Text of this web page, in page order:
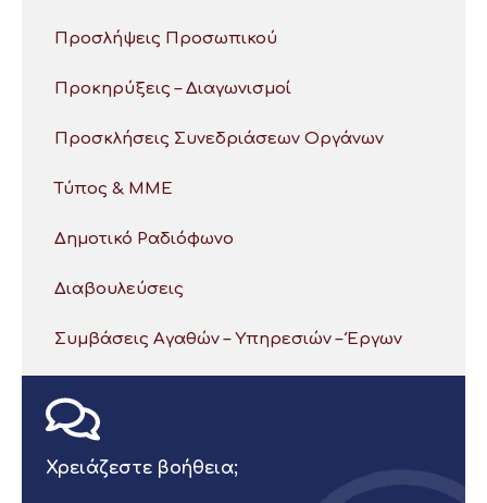
Προσλήψεις Προσωπικού
Προκηρύξεις – Διαγωνισμοί
Προσκλήσεις Συνεδριάσεων Οργάνων
Τύπος & ΜΜΕ
Δημοτικό Ραδιόφωνο
Διαβουλεύσεις
Συμβάσεις Αγαθών – Υπηρεσιών – Έργων
Χρειάζεστε βοήθεια;